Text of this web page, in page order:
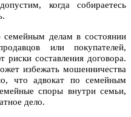
когда собираетесь
семейным делам в состоянии
или покупателей,
составления договора.
избежать мошенничества
что адвокат по семейным
споры внутри семьи,
дело.